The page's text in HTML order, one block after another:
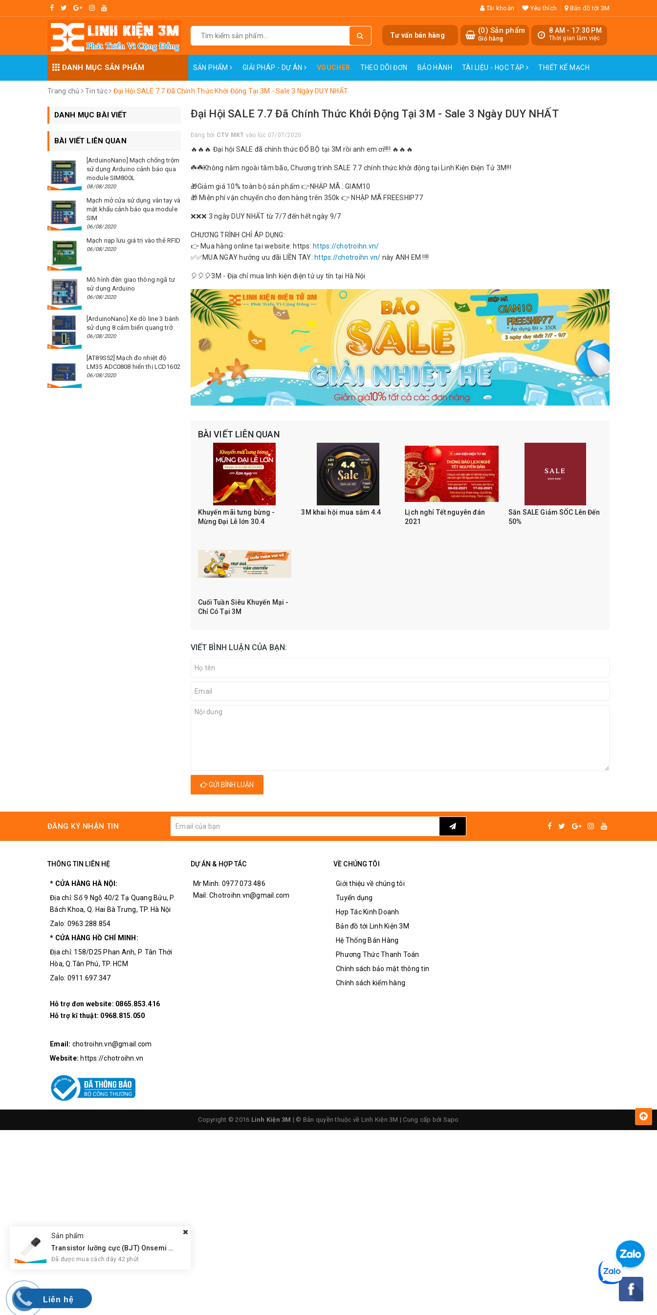
Tài khoản Yêu thích Bản đồ tới 3M
8 AM - 17:30 PM
Thời gian làm việc
(0) Sản phẩm
Giỏ hàng
Tư vấn bán hàng
DANH MỤC SẢN PHẨM SẢN PHẨM GIẢI PHÁP - DỰ ÁN VOUCHER THEO DÕI ĐƠN BẢO HÀNH TÀI LIỆU - HỌC TẬP THIẾT KẾ MẠCH
Trang chủ Tin tức Đại Hội SALE 7.7 Đã Chính Thức Khởi Động Tại 3M - Sale 3 Ngày DUY NHẤT
Đại Hội SALE 7.7 Đã Chính Thức Khởi Động Tại 3M - Sale 3 Ngày DUY NHẤT
Đăng bởi CTV MKT vào lúc 07/07/2020
🔥🔥🔥 Đại hội SALE đã chính thức ĐỔ BỘ tại 3M rồi anh em ơi!!!! 🔥🔥🔥
☘️☘️Không nằm ngoài tâm bão, Chương trình SALE 7.7 chính thức khởi động tại Linh Kiện Điện Tử 3M!!!
🎁Giảm giá 10% toàn bộ sản phẩm 👉NHẬP MÃ : GIAM10
🎁 Miễn phí vận chuyển cho đơn hàng trên 350k 👉 NHẬP MÃ FREESHIP77
❌❌❌ 3 ngày DUY NHẤT từ 7/7 đến hết ngày 9/7
CHƯƠNG TRÌNH CHỈ ÁP DỤNG:
👉 Mua hàng online tại website: https: https://chotroihn.vn/
✅✅MUA NGAY hưởng ưu đãi LIỀN TAY: https://chotroihn.vn/ này ANH EM !!!!
🎈🎈🎈3M - Địa chỉ mua linh kiện điện tử uy tín tại Hà Nội
BÀI VIẾT LIÊN QUAN
Khuyến mãi tưng bừng -
Mừng Đại Lễ lớn 30.4
3M khai hội mua sắm 4.4
Lịch nghỉ Tết nguyên đán
2021
Săn SALE Giảm SỐC Lên Đến
50%
Cuối Tuần Siêu Khuyến Mại -
Chỉ Có Tại 3M
VIẾT BÌNH LUẬN CỦA BẠN:
GỬI BÌNH LUẬN
DANH MỤC BÀI VIẾT
BÀI VIẾT LIÊN QUAN
[ArduinoNano] Mạch chống trộm
sử dụng Arduino cảnh báo qua
module SIM800L
08/08/2020
Mạch mở cửa sử dụng vân tay và
mật khẩu cảnh báo qua module
SIM
06/08/2020
Mạch nạp lưu giá trị vào thẻ RFID
06/08/2020
Mô hình đèn giao thông ngã tư
sử dụng Arduino
06/08/2020
[ArduinoNano] Xe dò line 3 bánh
sử dụng 8 cảm biến quang trở
06/08/2020
[AT89S52] Mạch đo nhiệt độ
LM35 ADC0808 hiển thị LCD1602
06/08/2020
ĐĂNG KÝ NHẬN TIN
THÔNG TIN LIÊN HỆ
* CỬA HÀNG HÀ NỘI:
Địa chỉ: Số 9 Ngõ 40/2 Tạ Quang Bửu, P.
Bách Khoa, Q. Hai Bà Trưng, TP. Hà Nội
Zalo: 0963.288.854
* CỬA HÀNG HỒ CHÍ MINH:
Địa chỉ: 158/D25 Phan Anh, P. Tân Thới
Hòa, Q.Tân Phú, TP. HCM
Zalo: 0911.697.347
Hỗ trợ đơn website: 0865.853.416
Hỗ trợ kĩ thuật: 0968.815.050
Email: chotroihn.vn@gmail.com
Website: https://chotroihn.vn
DỰ ÁN & HỢP TÁC
Mr Minh: 0977 073 486
Mail: Chotroihn.vn@gmail.com
VỀ CHÚNG TÔI
Giới thiệu về chúng tôi
Tuyển dụng
Hợp Tác Kinh Doanh
Bản đồ tới Linh Kiện 3M
Hệ Thống Bán Hàng
Phương Thức Thanh Toán
Chính sách bảo mật thông tin
Chính sách kiểm hàng
Copyright © 2016 Linh Kiện 3M | © Bản quyền thuộc về Linh Kiện 3M | Cung cấp bởi Sapo
Sản phẩm
Transistor lưỡng cực (BJT) Onsemi BC547CBU NPN
Đã được mua cách đây 42 phút
Liên hệ